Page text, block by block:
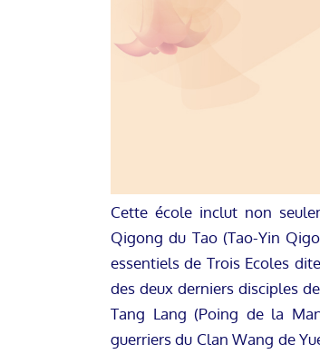
Cette école inclut non
Qigong du Tao (Tao-Yin
essentiels de Trois Ecoles
des deux derniers disciples
Tang Lang (Poing de la
guerriers du Clan Wang de